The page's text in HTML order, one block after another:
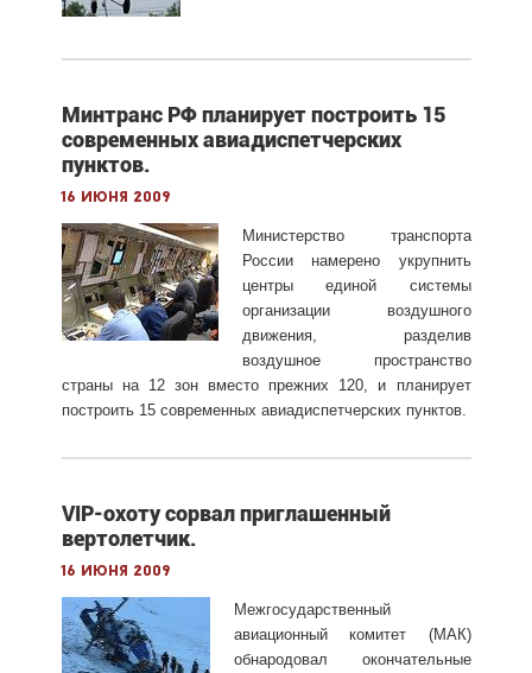
Минтранс РФ планирует построить 15
современных авиадиспетчерских
пунктов.
16 июня 2009
Министерство транспорта
России намерено укрупнить
центры единой системы
организации воздушного
движения, разделив
воздушное пространство
страны на 12 зон вместо прежних 120, и планирует
построить 15 современных авиадиспетчерских пунктов.
VIP-охоту сорвал приглашенный
вертолетчик.
16 июня 2009
Межгосударственный
авиационный комитет (МАК)
обнародовал окончательные